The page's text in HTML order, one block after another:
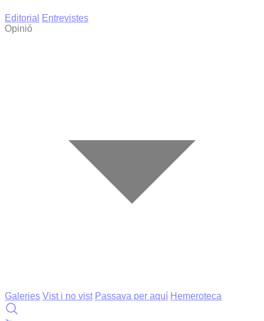
Editorial
Entrevistes
Opinió
Galeries Vist i no vist Passava per aquí Hemeroteca